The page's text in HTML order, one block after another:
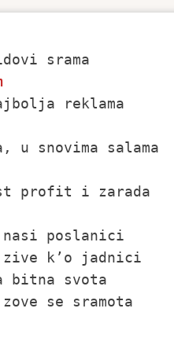
profit i zarada
poslanici
k’o jadnici
bitna svota
se sramota